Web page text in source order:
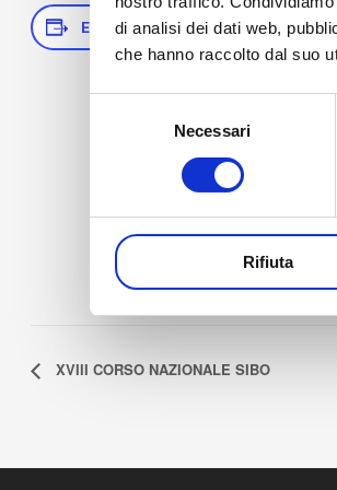
di analisi dei dati web,
che hanno raccolto dal suo
Necessari
Rifiuta
ENREGISTRER DANS VOTRE
XVIII CORSO NAZIONALE SIBO